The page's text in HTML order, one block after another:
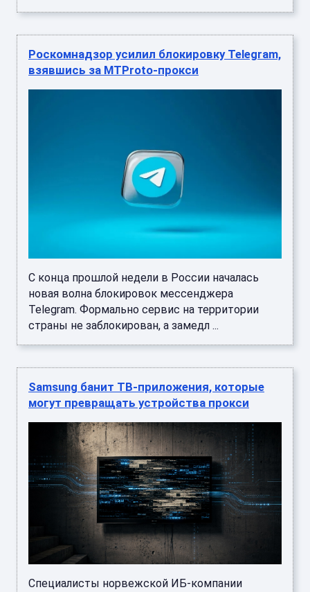
Роскомнадзор усилил блокировку Telegram,
взявшись за MTProto-прокси
С конца прошлой недели в России началась
новая волна блокировок мессенджера
Telegram. Формально сервис на территории
страны не заблокирован, а замедл ...
Samsung банит ТВ-приложения, которые
могут превращать устройства прокси
Специалисты норвежской ИБ-компании